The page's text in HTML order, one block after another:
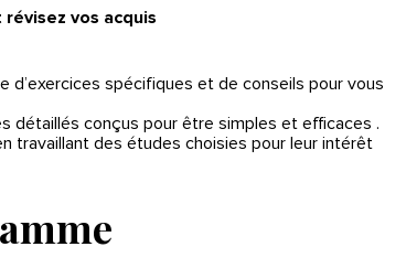
vos acquis
d’exercices spécifiques et de conseils pour vous
détaillés conçus pour être simples et efficaces .
travaillant des études choisies pour leur intérêt